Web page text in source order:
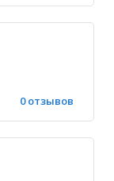
0 отзывов